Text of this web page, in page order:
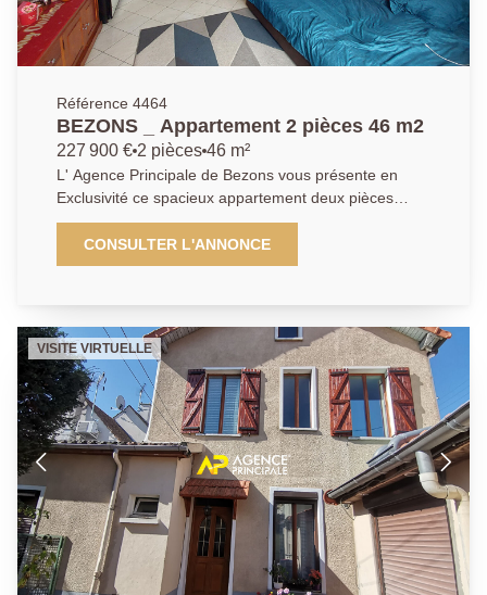
parfait état offrant de beaux volumes, idéal pour les
grandes familles. N'hésitez pas à nous contacter et
prendre rendez-vous pour visiter ce bien.
Référence 4464
BEZONS _ Appartement 2 pièces 46 m2
227 900 € 2 pièces 46 m²
L' Agence Principale de Bezons vous présente en
Exclusivité ce spacieux appartement deux pièces
d'environ 46m2 composé d'une entrée, un très
agréable et lumineux séjour de quasi 20m2 donnant
sur un beau balcon, une cuisine aménagée et
cave pour votre stockage vient compléter la
prestation. Idéal investisseur ou premier achat !
CONSULTER L'ANNONCE
VISITE VIRTUELLE